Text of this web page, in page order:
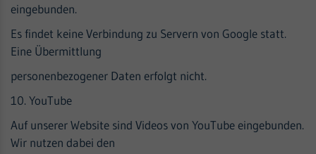
eingebunden.
Es findet keine Verbindung zu Servern von Google statt.
Eine Übermittlung
personenbezogener Daten erfolgt nicht.
10. YouTube
Auf unserer Website sind Videos von YouTube eingebunden.
Wir nutzen dabei den